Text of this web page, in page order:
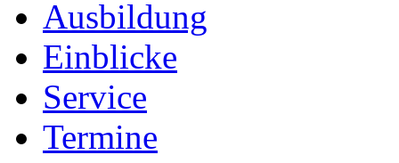
Ausbildung
Einblicke
Service
Termine